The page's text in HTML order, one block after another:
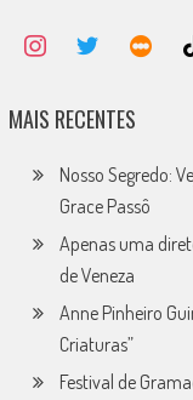
MAIS RECENTES
Nosso Segredo:
Grace Passô
Apenas uma
de Veneza
Anne Pinheiro
Criaturas”
Festival de